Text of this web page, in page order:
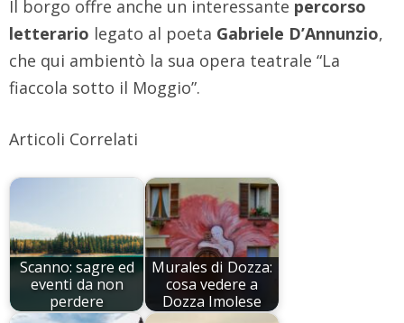
Il borgo offre anche un interessante percorso
letterario legato al poeta Gabriele D’Annunzio,
che qui ambientò la sua opera teatrale “La
fiaccola sotto il Moggio”.
Articoli Correlati
Scanno: sagre ed
eventi da non
perdere
Murales di Dozza:
cosa vedere a
Dozza Imolese